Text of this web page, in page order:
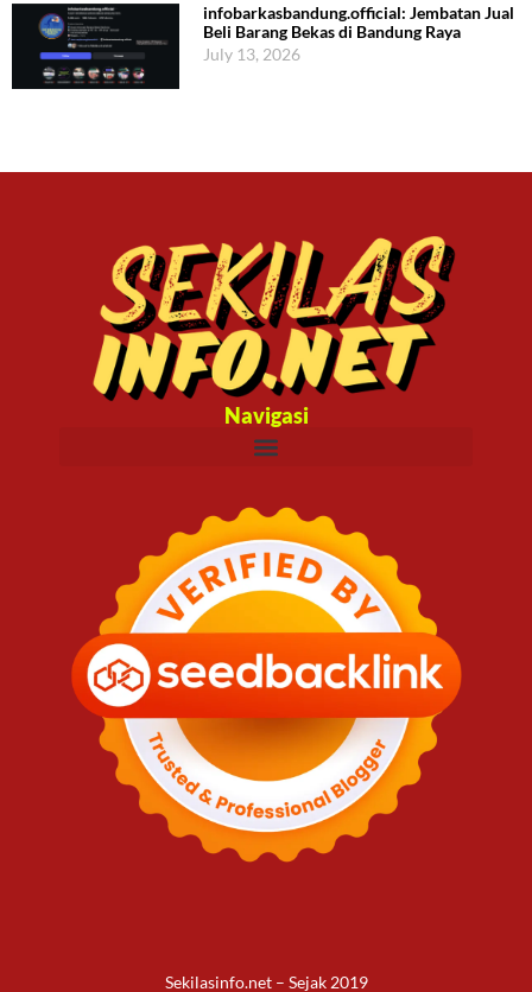
infobarkasbandung.official: Jembatan Jual
Beli Barang Bekas di Bandung Raya
July 13, 2026
Navigasi
Sekilasinfo.net – Sejak 2019